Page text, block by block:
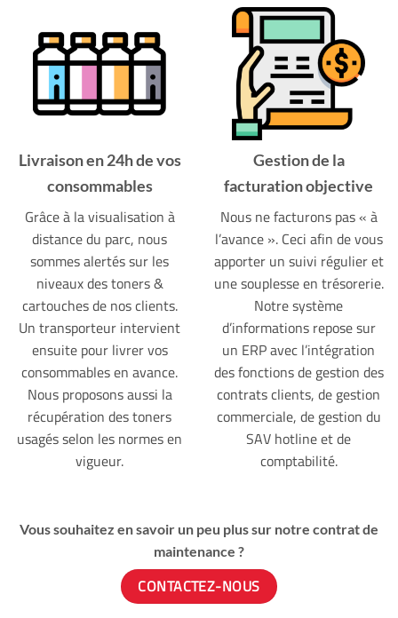
Livraison en 24h de vos
consommables
Grâce à la visualisation à
distance du parc, nous
sommes alertés sur les
niveaux des toners &
cartouches de nos clients.
Un transporteur intervient
ensuite pour livrer vos
consommables en avance.
Nous proposons aussi la
récupération des toners
usagés selon les normes en
vigueur.
Gestion de la
facturation objective
Nous ne facturons pas « à
l’avance ». Ceci afin de vous
apporter un suivi régulier et
une souplesse en trésorerie.
Notre système
d’informations repose sur
un ERP avec l’intégration
des fonctions de gestion des
contrats clients, de gestion
commerciale, de gestion du
SAV hotline et de
comptabilité.
Vous souhaitez en savoir un peu plus sur notre contrat de
maintenance ?
CONTACTEZ-NOUS